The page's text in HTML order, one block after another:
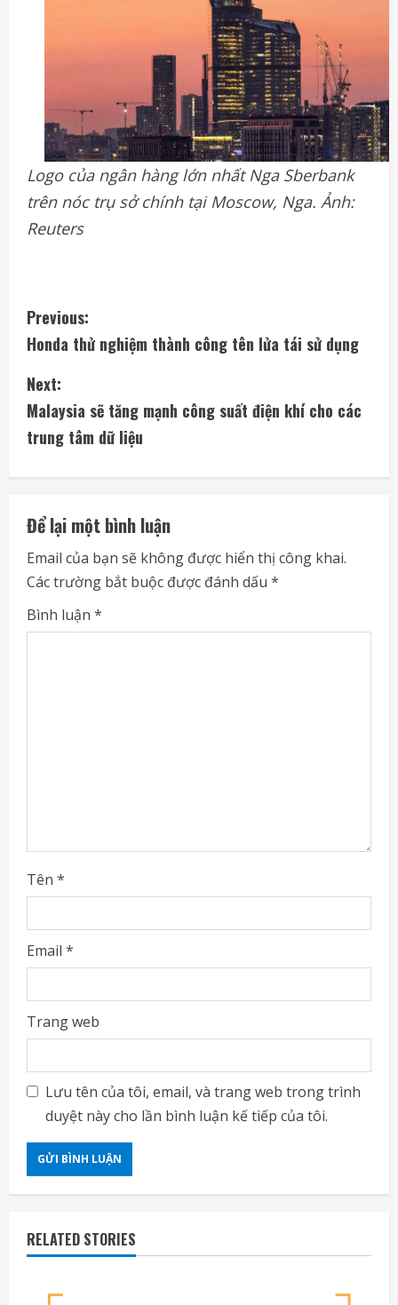
Logo của ngân hàng lớn nhất Nga Sberbank
trên nóc trụ sở chính tại Moscow, Nga. Ảnh:
Reuters
C
o
n
t
i
n
u
e
R
g
Previous:
Honda thử nghiệm thành công tên lửa tái sử dụng
Next:
Malaysia sẽ tăng mạnh công suất điện khí cho các
trung tâm dữ liệu
Để lại một bình luận
Email của bạn sẽ không được hiển thị công khai.
Các trường bắt buộc được đánh dấu *
Bình luận *
Tên *
Email *
Trang web
Lưu tên của tôi, email, và trang web trong trình
duyệt này cho lần bình luận kế tiếp của tôi.
RELATED STORIES